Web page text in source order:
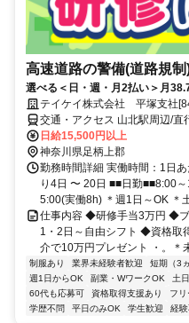
高速道路の警備(道路規制
選べる＜日・週・月2払い＞月
テイケイ株式会社 平塚支社
交通・アクセス 山北駅周辺/直
日給15,500円以上
神奈川県足柄上郡
勤務時間詳細 実働時間：1日
り4日 〜 20日 ■■日勤■■8:00
5:00(実働8h) ＊週1日～OK ＊
仕事内容 ◆研修手当3万円 ◆
1・2日～自由シフト ◆資格
介で10万円プレゼント ・。
制服あり 業界未経験者歓迎 短期（3
週1日からOK
副業・WワークOK 土
60代も応募可
資格取得支援あり フ
学歴不問
平日のみOK 学生歓迎 経